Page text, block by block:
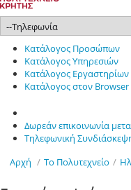
Κατάλογος Προσώπων
Κατάλογος Υπηρεσιών
Κατάλογος Εργαστηρίων
Κατάλογος στον Browser
Δωρεάν επικοινωνία
Τηλεφωνική
Αρχή / Το Πολυτεχνείο /